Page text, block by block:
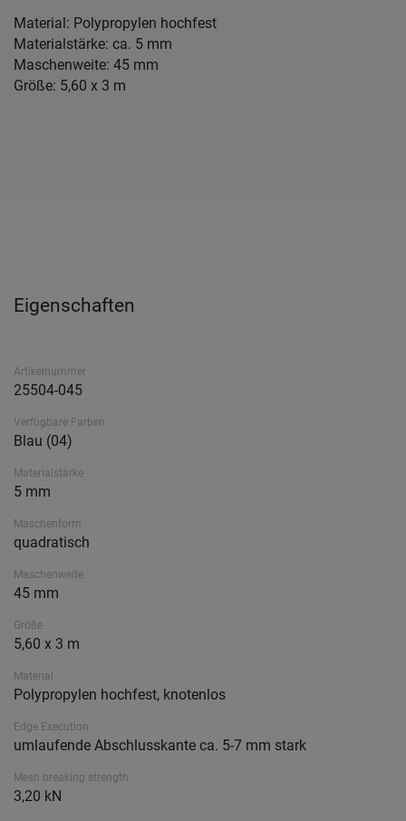
Material: Polypropylen hochfest
Materialstärke: ca. 5 mm
Maschenweite: 45 mm
Größe: 5,60 x 3 m
Eigenschaften
Artikelnummer
25504-045
Verfügbare Farben
Blau (04)
Materialstärke
5 mm
Maschenform
quadratisch
Maschenweite
45 mm
Größe
5,60 x 3 m
Material
Polypropylen hochfest, knotenlos
Edge Execution
umlaufende Abschlusskante ca. 5-7 mm stark
Mesh breaking strength
3,20 kN